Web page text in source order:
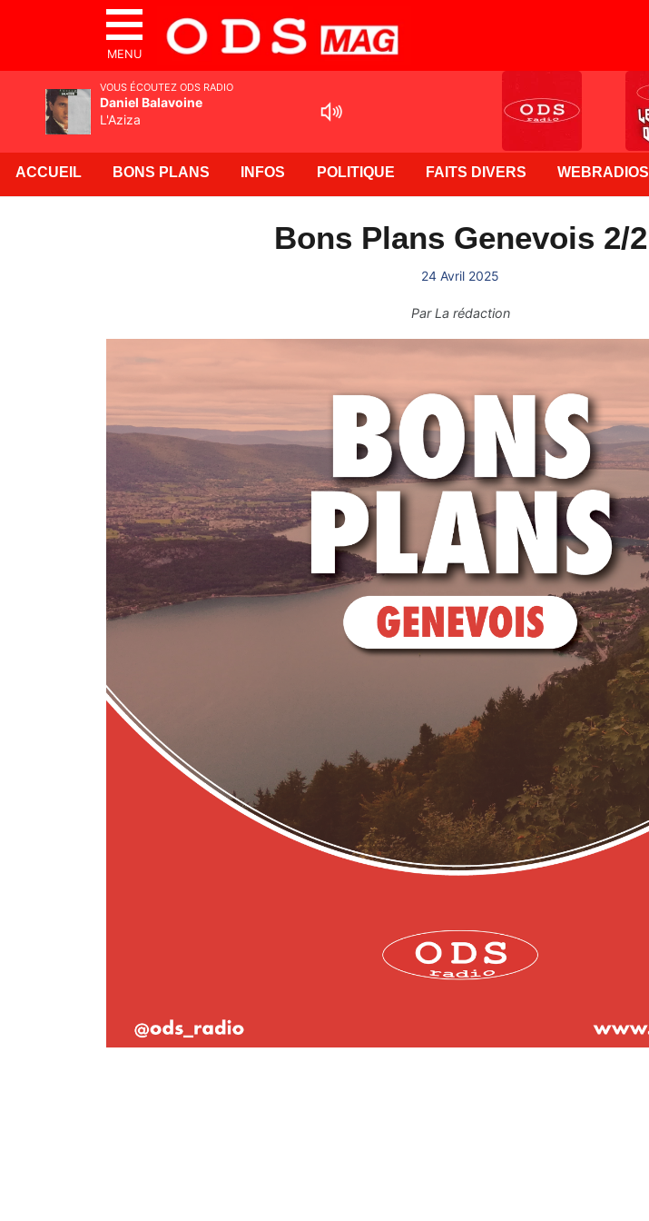
MENU
ACCUEIL BONS PLANS INFOS POLITIQUE FAITS DIVERS WEBRADIOS
Bons Plans Genevois 2/2
24 Avril 2025
ParLa rédaction
VOUS ÉCOUTEZ ODS RADIO
Daniel Balavoine
L'Aziza